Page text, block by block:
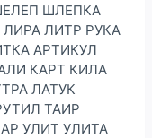
ШЛЕПКА
ЛИТР РУКА
АРТИКУЛ
КАРТ КИЛА
ЛАТУК
ТАИР
УЛИТ УЛИТА